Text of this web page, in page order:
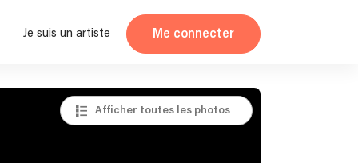
Je suis un artiste Me connecter
Afficher toutes les photos